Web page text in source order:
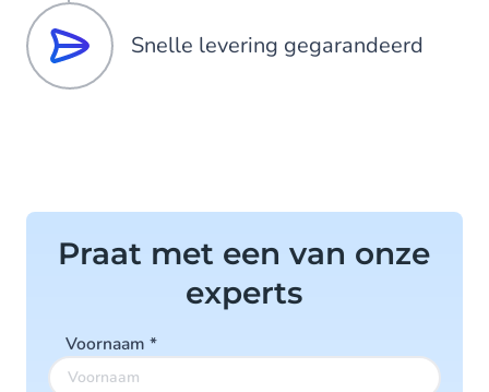
Snelle levering gegarandeerd
Praat met een van onze
experts
Voornaam *